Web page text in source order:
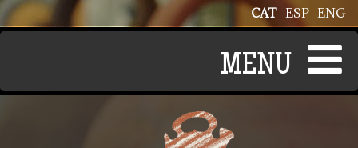
Vés al contingut ENG
ESP
CAT